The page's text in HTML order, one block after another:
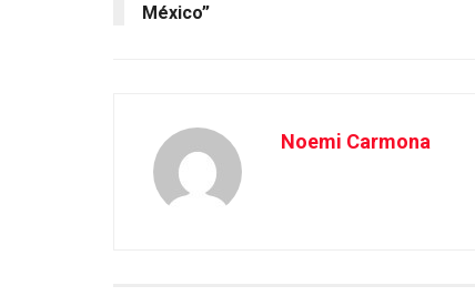
México”
Noemi Carmona